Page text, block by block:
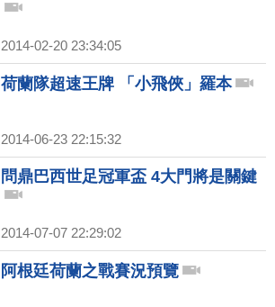
2014-02-20 23:34:05
荷蘭隊超速王牌 「小飛俠」羅本
2014-06-23 22:15:32
問鼎巴西世足冠軍盃 4大門將是關鍵
2014-07-07 22:29:02
阿根廷荷蘭之戰賽況預覽